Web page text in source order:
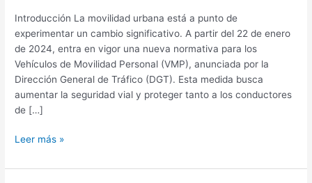
Introducción La movilidad urbana está a punto de
experimentar un cambio significativo. A partir del 22 de enero
de 2024, entra en vigor una nueva normativa para los
Vehículos de Movilidad Personal (VMP), anunciada por la
Dirección General de Tráfico (DGT). Esta medida busca
aumentar la seguridad vial y proteger tanto a los conductores
de […]
Lo
Que
Debes
Saber
Sobre
la
Normativa
VMP
Leer más »